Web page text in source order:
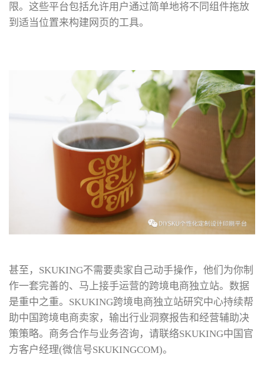
限。这些平台包括允许用户通过简单地将不同组件拖放
到适当位置来构建网页的工具。
甚至，SKUKING不需要卖家自己动手操作，他们为你制
作一套完善的、马上接手运营的跨境电商独立站。数据
是重中之重。SKUKING跨境电商独立站研究中心持续帮
助中国跨境电商卖家，输出行业洞察报告和经营辅助决
策策略。商务合作与业务咨询，请联络SKUKING中国官
方客户经理(微信号SKUKINGCOM)。